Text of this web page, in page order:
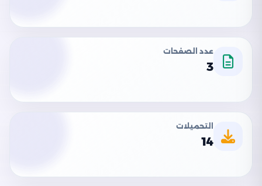
عدد الصفحات
3
التحميلات
14